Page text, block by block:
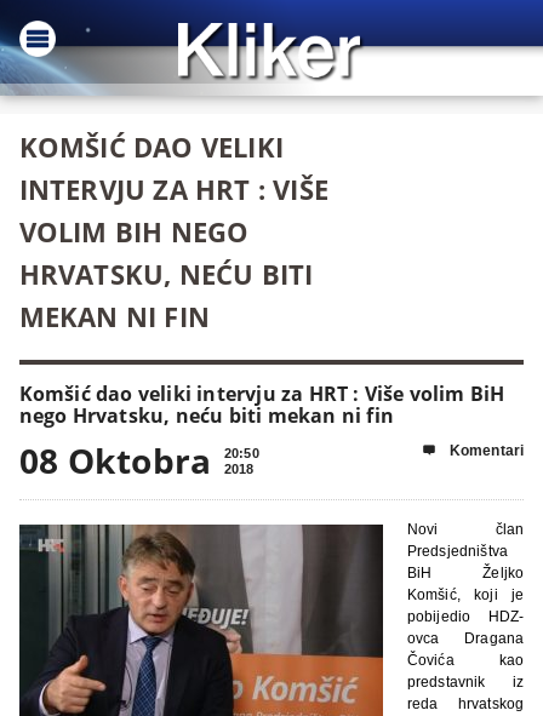
KOMŠIĆ DAO VELIKI
INTERVJU ZA HRT : VIŠE
VOLIM BIH NEGO
HRVATSKU, NEĆU BITI
MEKAN NI FIN
Komšić dao veliki intervju za HRT : Više volim BiH
nego Hrvatsku, neću biti mekan ni fin
08 Oktobra
20:50
2018
 Komentari
Novi član
Predsjedništva
BiH Željko
Komšić, koji je
pobijedio HDZ-
ovca Dragana
Čovića kao
predstavnik iz
reda hrvatskog